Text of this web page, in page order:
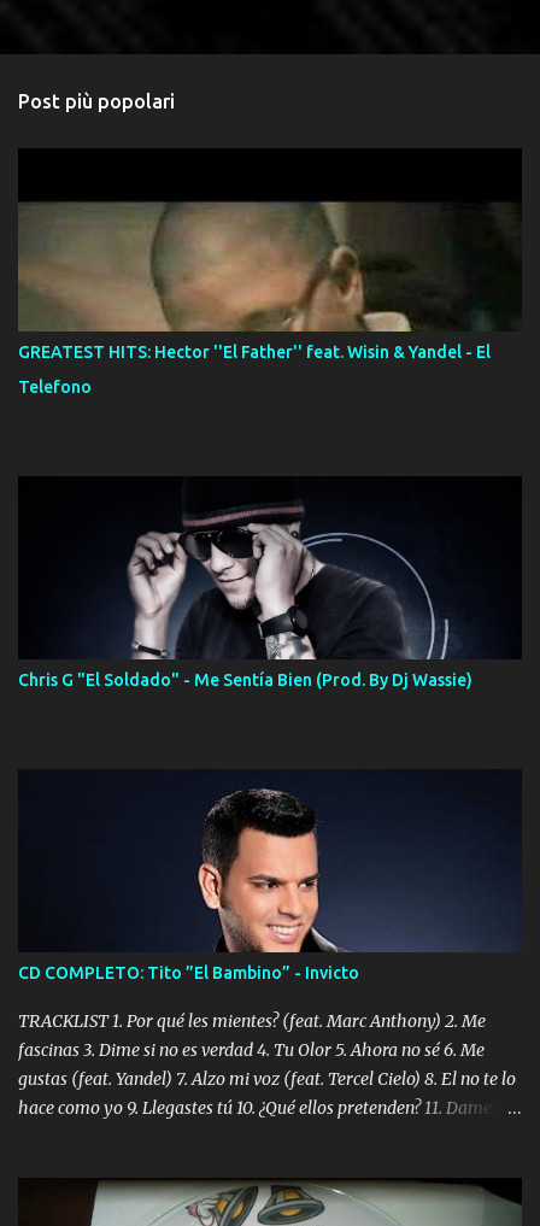
Post più popolari
GREATEST HITS: Hector ''El Father'' feat. Wisin & Yandel - El
Telefono
Chris G "El Soldado" - Me Sentía Bien (Prod. By Dj Wassie)
CD COMPLETO: Tito ”El Bambino” - Invicto
TRACKLIST 1. Por qué les mientes? (feat. Marc Anthony) 2. Me
fascinas 3. Dime si no es verdad 4. Tu Olor 5. Ahora no sé 6. Me
gustas (feat. Yandel) 7. Alzo mi voz (feat. Tercel Cielo) 8. El no te lo
hace como yo 9. Llegastes tú 10. ¿Qué ellos pretenden? 11. Dame la
Digital Booklet – Invicto ----------------------------- Nota: